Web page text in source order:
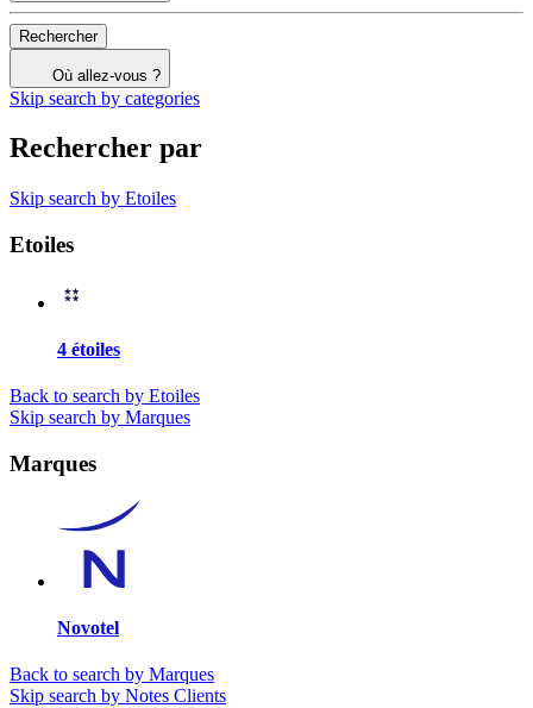
Rechercher
Où allez-vous ?
Skip search by categories
Rechercher par
Skip search by Etoiles
Etoiles
4 étoiles
Back to search by Etoiles
Skip search by Marques
Marques
Novotel
Back to search by Marques
Skip search by Notes Clients